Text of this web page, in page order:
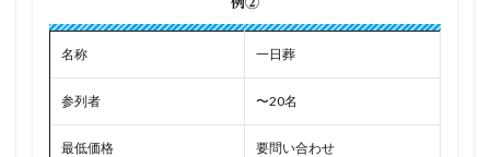
名称 一日葬
参列者 〜20名
最低価格 要問い合わせ